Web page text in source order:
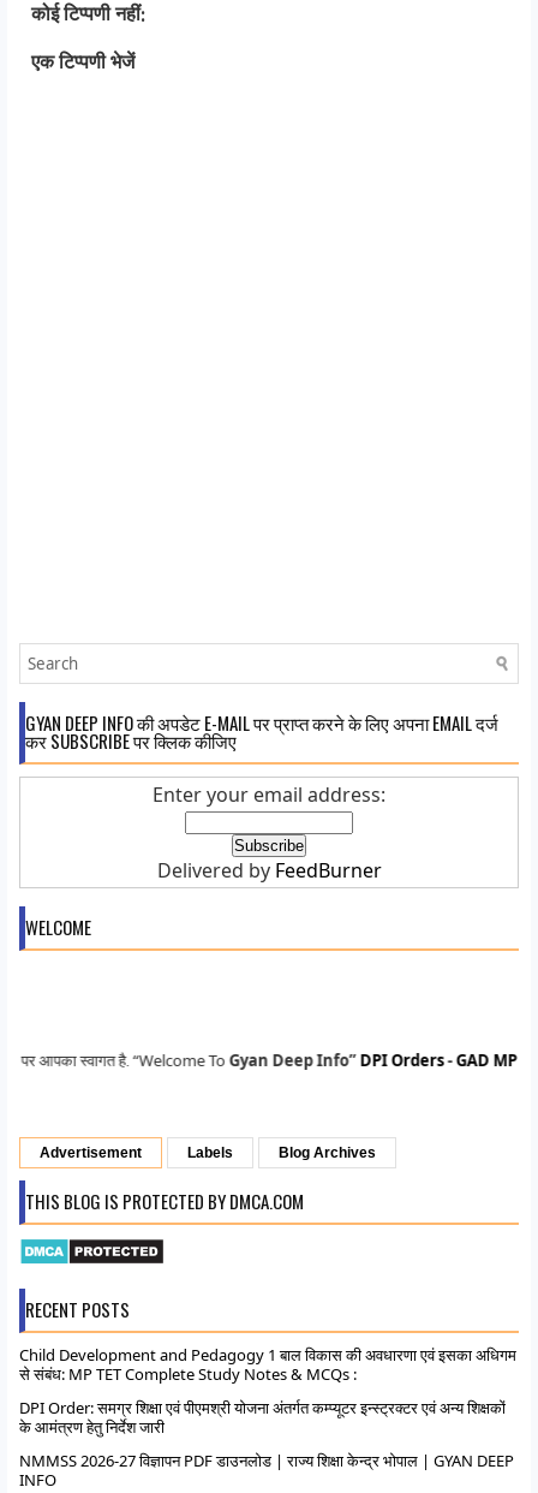
कोई टिप्पणी नहीं:
एक टिप्पणी भेजें
GYAN DEEP INFO की अपडेट E-MAIL पर प्राप्त करने के लिए अपना EMAIL दर्ज
कर SUBSCRIBE पर क्लिक कीजिए
Enter your email address:
Delivered by FeedBurner
WELCOME
स्वागत है. “Welcome ToGyan Deep Info”DPI Orders-GAD MP Orders-
Advertisement Labels Blog Archives
THIS BLOG IS PROTECTED BY DMCA.COM
RECENT POSTS
Child Development and Pedagogy 1 बाल विकास की अवधारणा एवं इसका अधिगम
से संबंध: MP TET Complete Study Notes & MCQs :
DPI Order: समग्र शिक्षा एवं पीएमश्री योजना अंतर्गत कम्प्यूटर इन्स्ट्रक्टर एवं अन्य शिक्षकों
के आमंत्रण हेतु निर्देश जारी
NMMSS 2026-27 विज्ञापन PDF डाउनलोड | राज्य शिक्षा केन्द्र भोपाल | GYAN DEEP
INFO